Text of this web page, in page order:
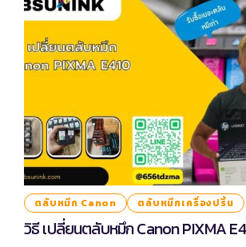
ตลับหมึก Canon ตลับหมึกเครื่องปริ้น
วิธี เปลี่ยนตลับหมึก Canon PIXMA